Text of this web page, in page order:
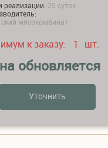
реализации: 25 суток
мясокомбинат
к заказу: 1 шт.
обновляется
Уточнить